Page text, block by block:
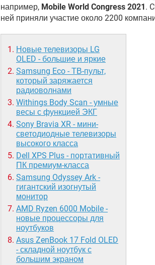
например, Mobile World Congress 2021 .
ней приняли участие около 2200
Новые телевизоры LG
OLED - большие и яркие
Samsung Eco - ТВ-пульт,
который заряжается
радиоволнами
Withings Body Scan - умные
весы с функцией ЭКГ
Sony Bravia XR - мини-
светодиодные телевизоры
высокого класса
Dell XPS Plus - портативный
ПК премиум-класса
Samsung Odyssey Ark -
гигантский изогнутый
монитор
AMD Ryzen 6000 Mobile -
новые процессоры для
ноутбуков
Asus ZenBook 17 Fold OLED
- складной ноутбук с
большим экраном